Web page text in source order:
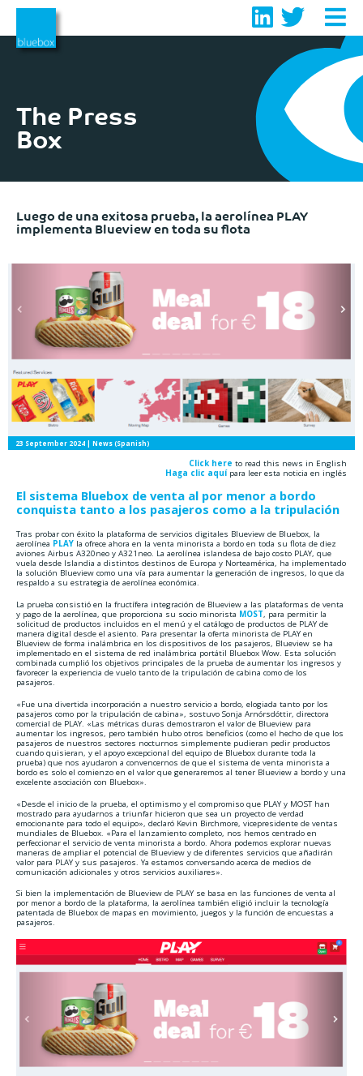
The Press
Box
Luego de una exitosa prueba, la aerolínea PLAY
implementa Blueview en toda su flota
23 September 2024| News (Spanish)
Click here to read this news in English
Haga clic aquípara leer esta noticia en inglés
El sistema Bluebox de venta al por menor a bordo
conquista tanto a los pasajeros como a la tripulación
Tras probar con éxito la plataforma de servicios digitales Blueview de Bluebox, la
aerolínea PLAYla ofrece ahora en la venta minorista a bordo en toda su flota de diez
aviones Airbus A320neo y A321neo. La aerolínea islandesa de bajo costo PLAY, que
vuela desde Islandia a distintos destinos de Europa y Norteamérica, ha implementado
la solución Blueview como una vía para aumentar la generación de ingresos, lo que da
respaldo a su estrategia de aerolínea económica.
La prueba consistió en la fructífera integración de Blueview a las plataformas de venta
y pago de la aerolínea, que proporciona su socio minorista MOST, para permitir la
solicitud de productos incluidos en el menú y el catálogo de productos de PLAY de
manera digital desde el asiento. Para presentar la oferta minorista de PLAY en
Blueview de forma inalámbrica en los dispositivos de los pasajeros, Blueview se ha
implementado en el sistema de red inalámbrica portátil Bluebox Wow. Esta solución
combinada cumplió los objetivos principales de la prueba de aumentar los ingresos y
favorecer la experiencia de vuelo tanto de la tripulación de cabina como de los
pasajeros.
«Fue una divertida incorporación a nuestro servicio a bordo, elogiada tanto por los
pasajeros como por la tripulación de cabina», sostuvo Sonja Arnórsdóttir, directora
comercial de PLAY. «Las métricas duras demostraron el valor de Blueview para
aumentar los ingresos, pero también hubo otros beneficios (como el hecho de que los
pasajeros de nuestros sectores nocturnos simplemente pudieran pedir productos
cuando quisieran, y el apoyo excepcional del equipo de Bluebox durante toda la
prueba) que nos ayudaron a convencernos de que el sistema de venta minorista a
bordo es solo el comienzo en el valor que generaremos al tener Blueview a bordo y una
excelente asociación con Bluebox».
«Desde el inicio de la prueba, el optimismo y el compromiso que PLAY y MOST han
mostrado para ayudarnos a triunfar hicieron que sea un proyecto de verdad
emocionante para todo el equipo», declaró Kevin Birchmore, vicepresidente de ventas
mundiales de Bluebox. «Para el lanzamiento completo, nos hemos centrado en
perfeccionar el servicio de venta minorista a bordo. Ahora podemos explorar nuevas
maneras de ampliar el potencial de Blueview y de diferentes servicios que añadirán
valor para PLAY y sus pasajeros. Ya estamos conversando acerca de medios de
comunicación adicionales y otros servicios auxiliares».
Si bien la implementación de Blueview de PLAY se basa en las funciones de venta al
por menor a bordo de la plataforma, la aerolínea también eligió incluir la tecnología
patentada de Bluebox de mapas en movimiento, juegos y la función de encuestas a
pasajeros.